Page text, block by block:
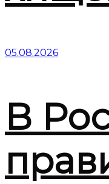
05.08.2026
В